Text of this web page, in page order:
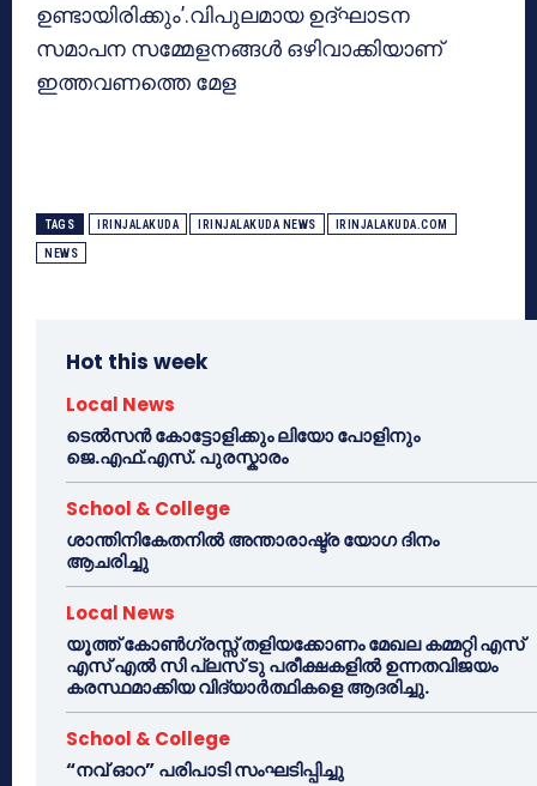
ഉണ്ടായിരിക്കും’.വിപുലമായ ഉദ്ഘാടന
സമാപന സമ്മേളനങ്ങള്‍ ഒഴിവാക്കിയാണ്
ഇത്തവണത്തെ മേള
TAGS IRINJALAKUDA IRINJALAKUDA NEWS IRINJALAKUDA.COM
NEWS
Hot this week
Local News
ടെൽസൻ കോട്ടോളിക്കും ലിയോ പോളിനും
ജെ.എഫ്.എസ്. പുരസ്കാരം
School & College
ശാന്തിനികേതനിൽ അന്താരാഷ്ട്ര യോഗ ദിനം
ആചരിച്ചു
Local News
യൂത്ത് കോൺഗ്രസ്സ് തളിയക്കോണം മേഖല കമ്മറ്റി എസ്
എസ് എൽ സി പ്ലസ് ടു പരീക്ഷകളിൽ ഉന്നതവിജയം
കരസ്ഥമാക്കിയ വിദ്യാർത്ഥികളെ ആദരിച്ചു.
School & College
“നവ് ഓറ” പരിപാടി സംഘടിപ്പിച്ചു